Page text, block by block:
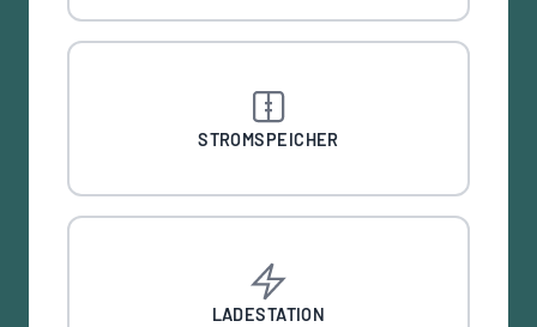
STROMSPEICHER
LADESTATION